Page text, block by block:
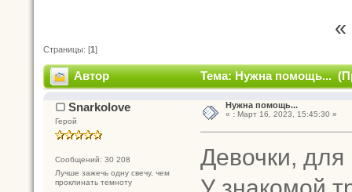
Страницы: [1]
Автор Тема: Нужна помощь...
Snarkolove
Герой
Сообщений: 30 208
Лучше зажечь одну свечу, чем
проклинать темноту
Нужна помощь...
« :Март 16, 2023, 15:45:30 »
Девочки, для